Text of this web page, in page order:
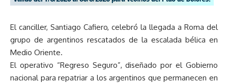
El canciller, Santiago Cafiero, celebró la llegada a Roma del
grupo de argentinos rescatados de la escalada bélica en
Medio Oriente.
El operativo “Regreso Seguro”, diseñado por el Gobierno
nacional para repatriar a los argentinos que permanecen en